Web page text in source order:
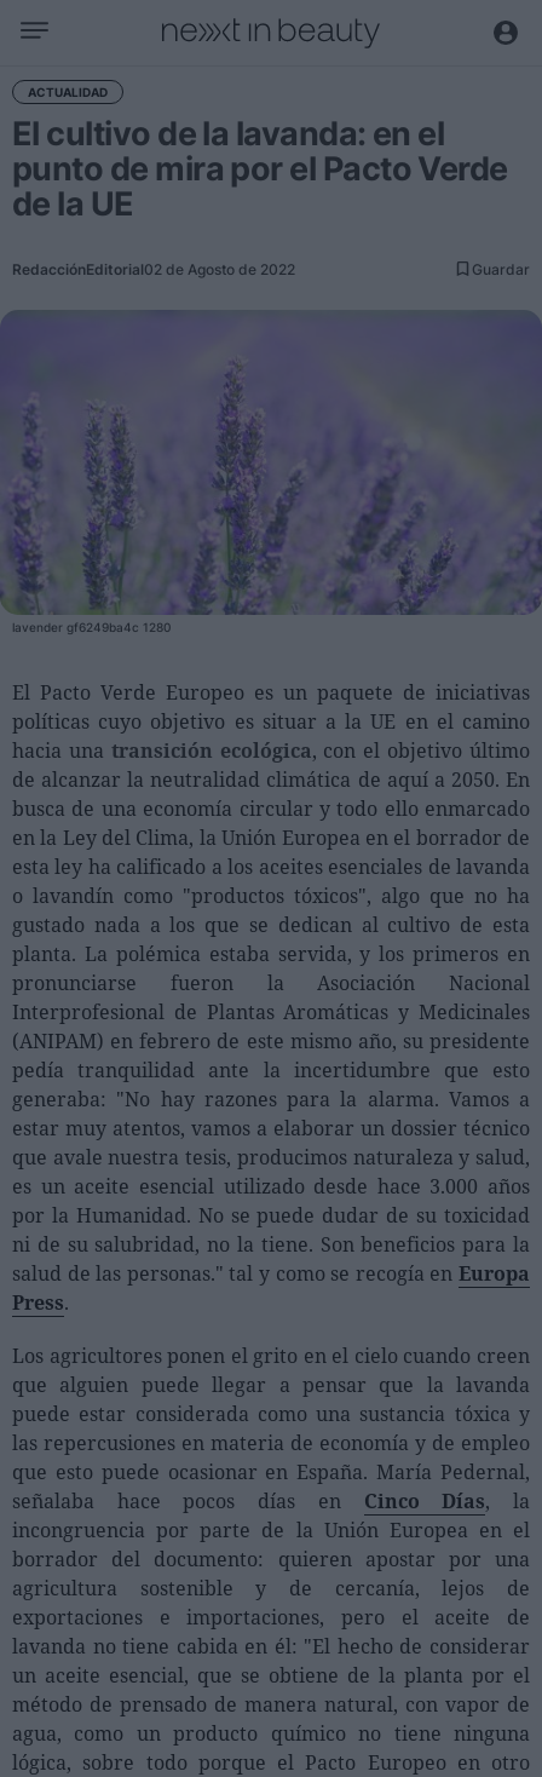
Negocio
Editorial
Actualidad
Economía y sector
Entrevistas a directivos
Innovación
Ciencia y tecnología
Digitalización
Sostenibilidad
Personas
Lanzamientos
Cosmética
Estética
Perfumería
Salud
Moda
Lujo
Eventos
Agenda de actividades
Ferias sectoriales
Formaciones destacadas
Opinión
Revista
EN
ACTUALIDAD
El cultivo de la lavanda: en el
punto de mira por el Pacto Verde
de la UE
RedacciónEditorial02 de Agosto de 2022 Guardar
lavender gf6249ba4c 1280
El Pacto Verde Europeo es un paquete de iniciativas
políticas cuyo objetivo es situar a la UE en el camino
hacia una transición ecológica, con el objetivo último
de alcanzar la neutralidad climática de aquí a 2050. En
busca de una economía circular y todo ello enmarcado
en la Ley del Clima, la Unión Europea en el borrador de
esta ley ha calificado a los aceites esenciales de lavanda
o lavandín como "productos tóxicos", algo que no ha
gustado nada a los que se dedican al cultivo de esta
planta. La polémica estaba servida, y los primeros en
pronunciarse fueron la Asociación Nacional
Interprofesional de Plantas Aromáticas y Medicinales
(ANIPAM) en febrero de este mismo año, su presidente
pedía tranquilidad ante la incertidumbre que esto
generaba: "No hay razones para la alarma. Vamos a
estar muy atentos, vamos a elaborar un dossier técnico
que avale nuestra tesis, producimos naturaleza y salud,
es un aceite esencial utilizado desde hace 3.000 años
por la Humanidad. No se puede dudar de su toxicidad
ni de su salubridad, no la tiene. Son beneficios para la
salud de las personas." tal y como se recogía en Europa
Press.
Los agricultores ponen el grito en el cielo cuando creen
que alguien puede llegar a pensar que la lavanda
puede estar considerada como una sustancia tóxica y
las repercusiones en materia de economía y de empleo
que esto puede ocasionar en España. María Pedernal,
señalaba hace pocos días en Cinco Días, la
incongruencia por parte de la Unión Europea en el
borrador del documento: quieren apostar por una
agricultura sostenible y de cercanía, lejos de
exportaciones e importaciones, pero el aceite de
lavanda no tiene cabida en él: "El hecho de considerar
un aceite esencial, que se obtiene de la planta por el
método de prensado de manera natural, con vapor de
agua, como un producto químico no tiene ninguna
lógica, sobre todo porque el Pacto Europeo en otro